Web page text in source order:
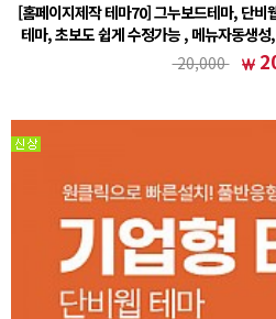
[홈페이지제작 테마70] 그누보드테마, 단비
테마, 초보도 쉽게 수정가능 , 메뉴자동생
① 그누보드 테마 설치후 (테마)sample70 선택② 회
의사항※ 기본5.6 정식버전을 기반으로 작업된 테마
20,000